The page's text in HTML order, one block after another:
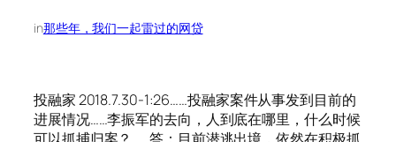
in那些年，我们一起雷过的网贷
投融家 2018.7.30-1:26……投融家案件从事发到目前的
进展情况……李振军的去向，人到底在哪里，什么时候